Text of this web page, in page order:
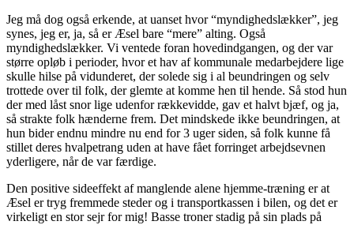
Jeg må dog også erkende, at uanset hvor “myndighedslækker”, jeg
synes, jeg er, ja, så er Æsel bare “mere” alting. Også
myndighedslækker. Vi ventede foran hovedindgangen, og der var
større opløb i perioder, hvor et hav af kommunale medarbejdere lige
skulle hilse på vidunderet, der solede sig i al beundringen og selv
trottede over til folk, der glemte at komme hen til hende. Så stod hun
der med låst snor lige udenfor rækkevidde, gav et halvt bjæf, og ja,
så strakte folk hænderne frem. Det mindskede ikke beundringen, at
hun bider endnu mindre nu end for 3 uger siden, så folk kunne få
stillet deres hvalpetrang uden at have fået forringet arbejdsevnen
yderligere, når de var færdige.
Den positive sideeffekt af manglende alene hjemme-træning er at
Æsel er tryg fremmede steder og i transportkassen i bilen, og det er
virkeligt en stor sejr for mig! Basse troner stadig på sin plads på